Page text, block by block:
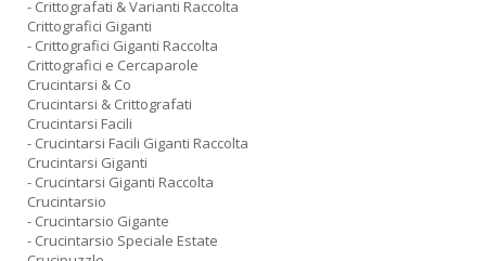
- Crittografati & Varianti Raccolta
Crittografici Giganti
- Crittografici Giganti Raccolta
Crittografici e Cercaparole
Crucintarsi & Co
Crucintarsi & Crittografati
Crucintarsi Facili
- Crucintarsi Facili Giganti Raccolta
Crucintarsi Giganti
- Crucintarsi Giganti Raccolta
Crucintarsio
- Crucintarsio Gigante
- Crucintarsio Speciale Estate